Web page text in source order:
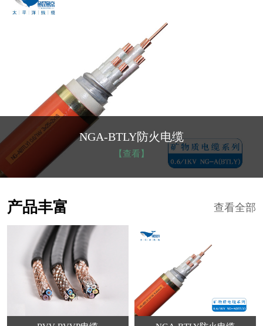
NGA-BTLY防火电缆
【查看】
查看全部
产品丰富